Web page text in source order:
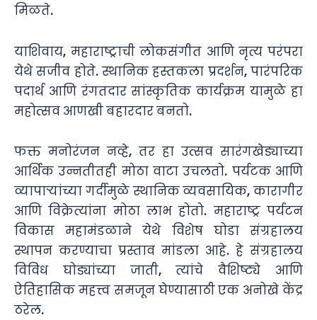
मिळते.
याशिवाय, महाराष्ट्राची लोकसंगीत आणि नृत्य परंपरा
येथे सजीव होते. स्थानिक हस्तकला प्रदर्शन, पारंपरिक
पदार्थ आणि रंगतदार सांस्कृतिक कार्यक्रम यामुळे हा
महोत्सव आणखी बहारदार बनतो.
फक्त मनोरंजन नव्हे, तर हा उत्सव सारंगखेड्याच्या
आर्थिक उन्नतीतही मोठा वाटा उचलतो. पर्यटक आणि
व्यापाऱ्यांच्या गर्दीमुळे स्थानिक व्यवसायिक, कारागीर
आणि विक्रेत्यांना मोठा लाभ होतो. महाराष्ट्र पर्यटन
विकास महामंडळाने येथे विशेष घोडा संग्रहालय
स्थापन करण्याचा प्रस्ताव मांडला आहे. हे संग्रहालय
विविध घोड्यांच्या जाती, त्यांचे वैशिष्ट्ये आणि
ऐतिहासिक महत्त्व समजून घेण्यासाठी एक अनोखे केंद्र
ठरेल.